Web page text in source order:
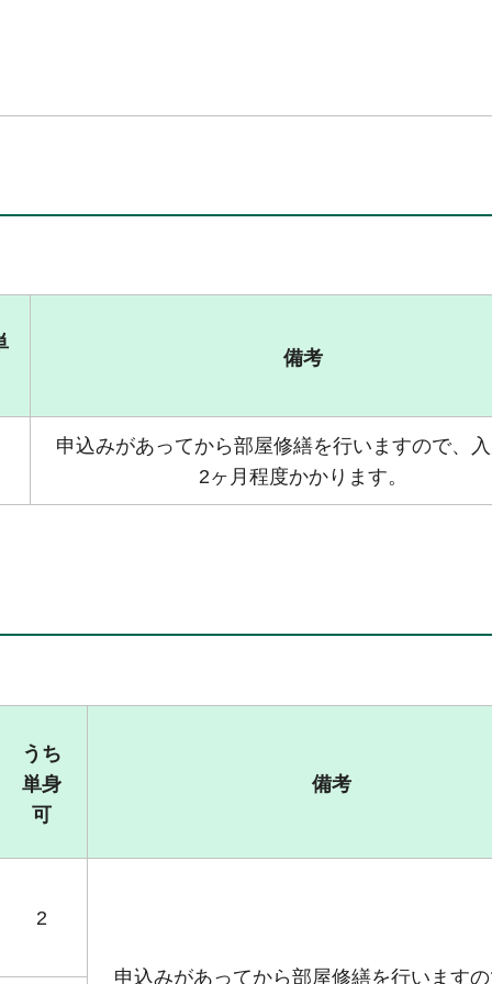
備考
申込みがあってから部屋修繕を行いますので、
2ヶ月程度かかります。
うち
単身
可
備考
2
申込みがあってから部屋修繕を行います